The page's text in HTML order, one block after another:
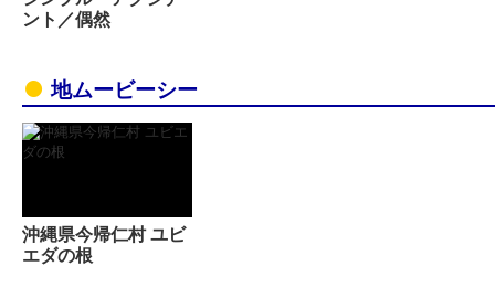
ント／偶然
地ムービーシー
沖縄県今帰仁村 ユビ
エダの根